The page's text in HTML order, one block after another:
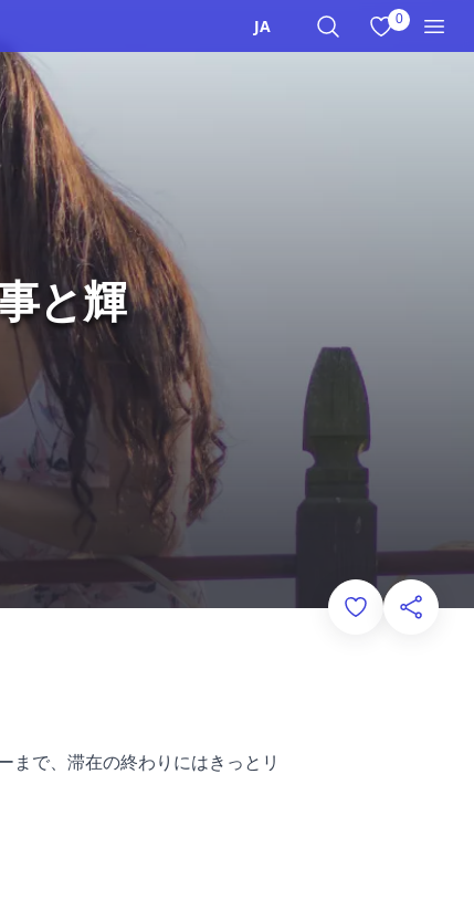
JA
サイト内検索
0
お気に入り
メニ
と輝
Add toこのペ
まで、滞在の終わりにはきっとリ